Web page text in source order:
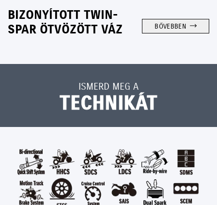
BIZONYÍTOTT TWIN-
SPAR ÖTVÖZÖTT VÁZ
BŐVEBBEN
ISMERD MEG A
TECHNIKÁT